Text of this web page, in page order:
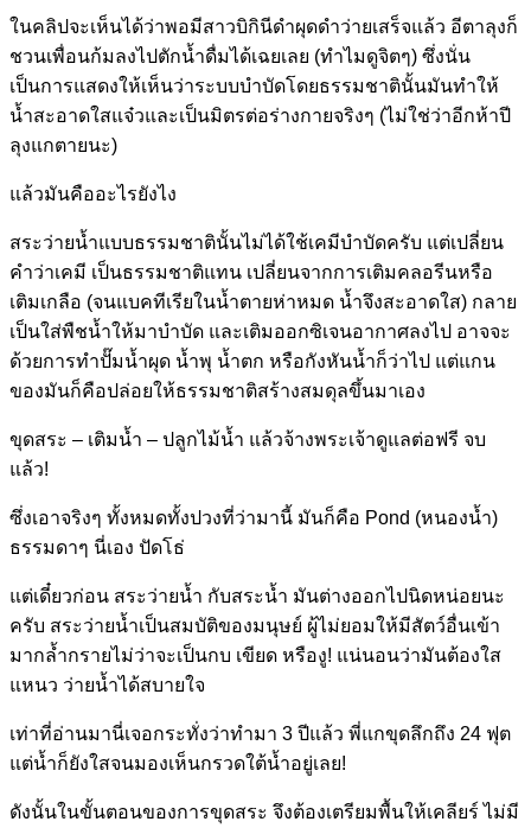
ในคลิปจะเห็นได้ว่าพอมีสาวบิกินีดำผุดดำว่ายเสร็จแล้ว อีตาลุงก็
ชวนเพื่อนก้มลงไปตักน้ำดื่มได้เฉยเลย (ทำไมดูจิตๆ) ซึ่งนั่น
เป็นการแสดงให้เห็นว่าระบบบำบัดโดยธรรมชาตินั้นมันทำให้
น้ำสะอาดใสแจ๋วและเป็นมิตรต่อร่างกายจริงๆ (ไม่ใช่ว่าอีกห้าปี
ลุงแกตายนะ)
แล้วมันคืออะไรยังไง
สระว่ายน้ำแบบธรรมชาตินั้นไม่ได้ใช้เคมีบำบัดครับ แต่เปลี่ยน
คำว่าเคมี เป็นธรรมชาติแทน เปลี่ยนจากการเติมคลอรีนหรือ
เติมเกลือ (จนแบคทีเรียในน้ำตายห่าหมด น้ำจึงสะอาดใส) กลาย
เป็นใส่พืชน้ำให้มาบำบัด และเติมออกซิเจนอากาศลงไป อาจจะ
ด้วยการทำปั๊มน้ำผุด น้ำพุ น้ำตก หรือกังหันน้ำก็ว่าไป แต่แกน
ของมันก็คือปล่อยให้ธรรมชาติสร้างสมดุลขึ้นมาเอง
ขุดสระ – เติมน้ำ – ปลูกไม้น้ำ แล้วจ้างพระเจ้าดูแลต่อฟรี จบ
แล้ว!
ซึ่งเอาจริงๆ ทั้งหมดทั้งปวงที่ว่ามานี้ มันก็คือ Pond (หนองน้ำ)
ธรรมดาๆ นี่เอง ปัดโธ่
แต่เดี๋ยวก่อน สระว่ายน้ำ กับสระน้ำ มันต่างออกไปนิดหน่อยนะ
ครับ สระว่ายน้ำเป็นสมบัติของมนุษย์ ผู้ไม่ยอมให้มีสัตว์อื่นเข้า
มากล้ำกรายไม่ว่าจะเป็นกบ เขียด หรืองู! แน่นอนว่ามันต้องใส
แหนว ว่ายน้ำได้สบายใจ
เท่าที่อ่านมานี่เจอกระทั่งว่าทำมา 3 ปีแล้ว พี่แกขุดลึกถึง 24 ฟุต
แต่น้ำก็ยังใสจนมองเห็นกรวดใต้น้ำอยู่เลย!
ดังนั้นในขั้นตอนของการขุดสระ จึงต้องเตรียมพื้นให้เคลียร์ ไม่มี